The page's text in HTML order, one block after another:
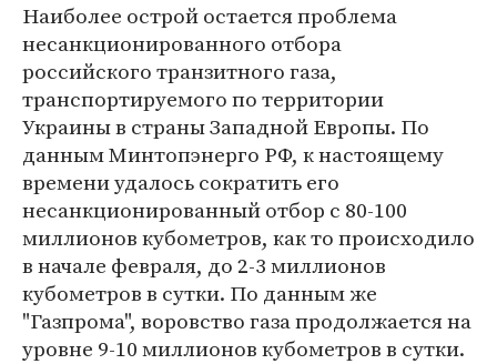
Наиболее острой остается проблема
несанкционированного отбора
российского транзитного газа,
транспортируемого по территории
Украины в страны Западной Европы. По
данным Минтопэнерго РФ, к настоящему
времени удалось сократить его
несанкционированный отбор с 80-100
миллионов кубометров, как то происходило
в начале февраля, до 2-3 миллионов
кубометров в сутки. По данным же
"Газпрома", воровство газа продолжается на
уровне 9-10 миллионов кубометров в сутки.